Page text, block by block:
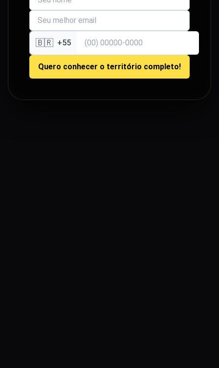
🇧🇷 +55
Quero conhecer o território completo!